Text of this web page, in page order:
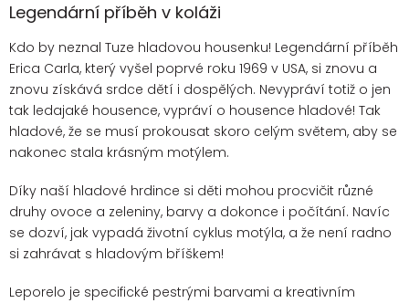
Legendární příběh v koláži
Kdo by neznal Tuze hladovou housenku! Legendární příběh
Erica Carla, který vyšel poprvé roku 1969 v USA, si znovu a
znovu získává srdce dětí i dospělých. Nevypráví totiž o jen
tak ledajaké housence, vypráví o housence hladové! Tak
hladové, že se musí prokousat skoro celým světem, aby se
nakonec stala krásným motýlem.
Díky naší hladové hrdince si děti mohou procvičit různé
druhy ovoce a zeleniny, barvy a dokonce i počítání. Navíc
se dozví, jak vypadá životní cyklus motýla, a že není radno
si zahrávat s hladovým bříškem!
Leporelo je specifické pestrými barvami a kreativním